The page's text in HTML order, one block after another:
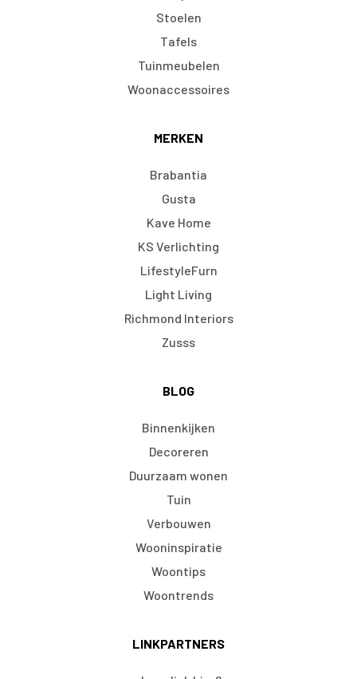
Stoelen
Tafels
Tuinmeubelen
Woonaccessoires
MERKEN
Brabantia
Gusta
Kave Home
KS Verlichting
LifestyleFurn
Light Living
Richmond Interiors
Zusss
BLOG
Binnenkijken
Decoreren
Duurzaam wonen
Tuin
Verbouwen
Wooninspiratie
Woontips
Woontrends
LINKPARTNERS